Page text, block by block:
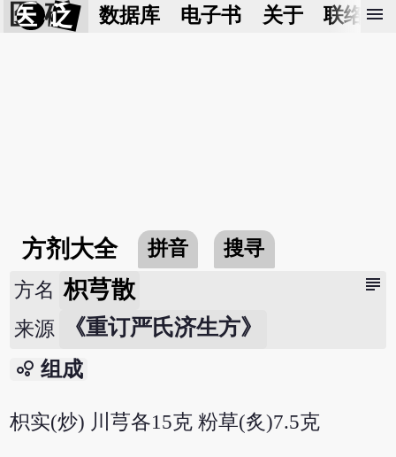
医 砭 数据库 电子书 关于 联络我
menu
方剂大全 拼音 搜寻
subject
方名 枳芎散
来源 《重订严氏济生方》
bubble_chart 组成
枳实(炒) 川芎各15克 粉草(炙)7.5克